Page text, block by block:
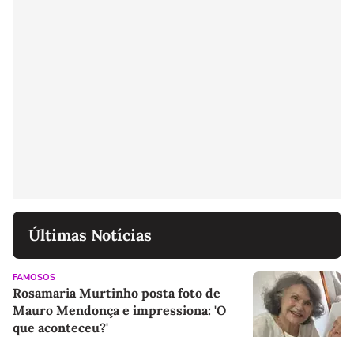
Últimas Notícias
FAMOSOS
Rosamaria Murtinho posta foto de
Mauro Mendonça e impressiona: 'O
que aconteceu?'